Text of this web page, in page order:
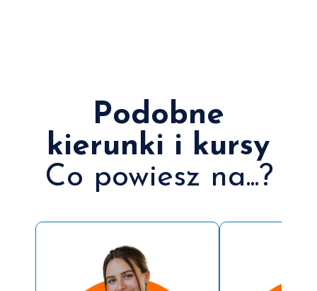
Podobne
kierunki i kursy
Co powiesz na...?